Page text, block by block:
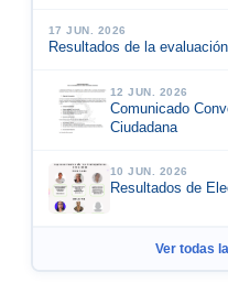
17 JUN. 2026
Resultados de la
12 JUN. 2026
Comunicado
Ciudadana
10 JUN. 2026
Resultados de
Ver todas